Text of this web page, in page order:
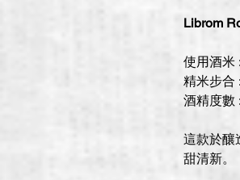
Librom
使用酒米
精米步合
酒精度數
這款於釀
甜清新。